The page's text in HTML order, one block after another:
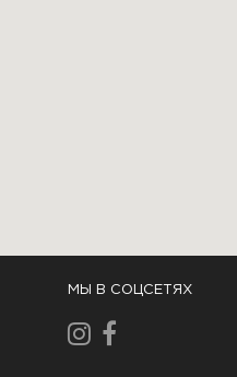
МЫ В СОЦСЕТЯХ